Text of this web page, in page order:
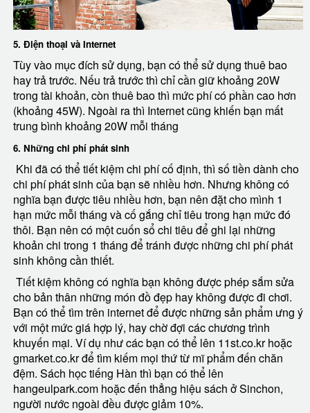
5. Điện thoại và Internet
Tùy vào mục đích sử dụng, bạn có thể sử dụng thuê bao
hay trả trước. Nếu trả trước thì chỉ cần giữ khoảng 20W
trong tài khoản, còn thuê bao thì mức phí có phần cao hơn
(khoảng 45W). Ngoài ra thì Internet cũng khiến bạn mất
trung bình khoảng 20W mỗi tháng
6. Những chi phí phát sinh
Khi đã có thể tiết kiệm chi phí cố định, thì số tiền dành cho
chi phí phát sinh của bạn sẽ nhiều hơn. Nhưng không có
nghĩa bạn được tiêu nhiều hơn, bạn nên đặt cho mình 1
hạn mức mỗi tháng và cố gắng chỉ tiêu trong hạn mức đó
thôi. Bạn nên có một cuốn sổ chi tiêu để ghi lại những
khoản chi trong 1 tháng để tránh được những chi phí phát
sinh không cần thiết.
Tiết kiệm không có nghĩa bạn không được phép sắm sửa
cho bản thân những món đồ đẹp hay không được đi chơi.
Bạn có thể tìm trên internet để được những sản phẩm ưng ý
với một mức giá hợp lý, hay chờ đợi các chương trình
khuyến mại. Ví dụ như các bạn có thể lên 11st.co.kr hoặc
gmarket.co.kr để tìm kiếm mọi thứ từ mĩ phẩm đến chăn
đệm. Sách học tiếng Hàn thì bạn có thể lên
hangeulpark.com hoặc đến thẳng hiệu sách ở Sinchon,
người nước ngoài đều được giảm 10%.